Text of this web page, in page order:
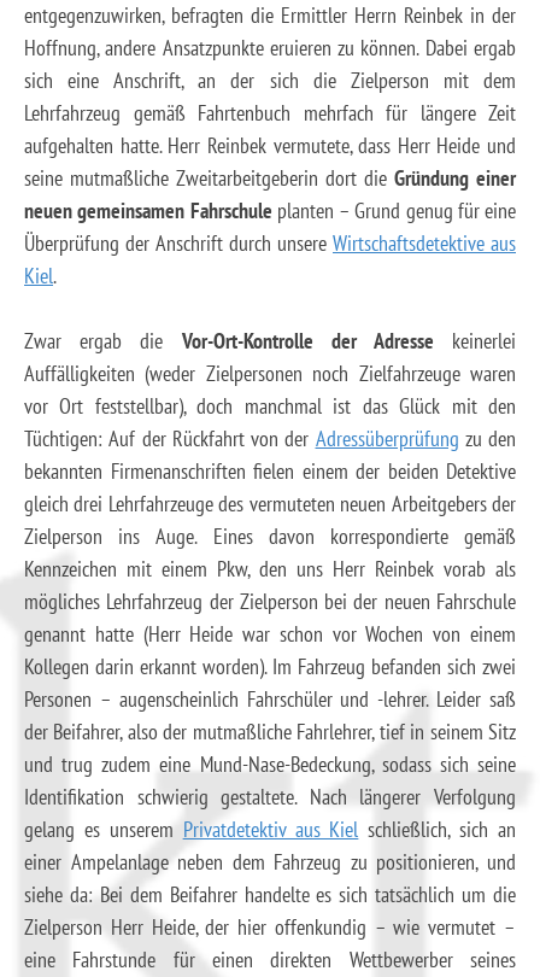
entgegenzuwirken, befragten die Ermittler Herrn Reinbek in der
Hoffnung, andere Ansatzpunkte eruieren zu können. Dabei ergab
sich eine Anschrift, an der sich die Zielperson mit dem
Lehrfahrzeug gemäß Fahrtenbuch mehrfach für längere Zeit
aufgehalten hatte. Herr Reinbek vermutete, dass Herr Heide und
seine mutmaßliche Zweitarbeitgeberin dort die Gründung einer
neuen gemeinsamen Fahrschule planten – Grund genug für eine
Überprüfung der Anschrift durch unsere Wirtschaftsdetektive aus
Kiel.
Zwar ergab die Vor-Ort-Kontrolle der Adresse keinerlei
Auffälligkeiten (weder Zielpersonen noch Zielfahrzeuge waren
vor Ort feststellbar), doch manchmal ist das Glück mit den
Tüchtigen: Auf der Rückfahrt von der Adressüberprüfung zu den
bekannten Firmenanschriften fielen einem der beiden Detektive
gleich drei Lehrfahrzeuge des vermuteten neuen Arbeitgebers der
Zielperson ins Auge. Eines davon korrespondierte gemäß
Kennzeichen mit einem Pkw, den uns Herr Reinbek vorab als
mögliches Lehrfahrzeug der Zielperson bei der neuen Fahrschule
genannt hatte (Herr Heide war schon vor Wochen von einem
Kollegen darin erkannt worden). Im Fahrzeug befanden sich zwei
Personen – augenscheinlich Fahrschüler und -lehrer. Leider saß
der Beifahrer, also der mutmaßliche Fahrlehrer, tief in seinem Sitz
und trug zudem eine Mund-Nase-Bedeckung, sodass sich seine
Identifikation schwierig gestaltete. Nach längerer Verfolgung
gelang es unserem Privatdetektiv aus Kiel schließlich, sich an
einer Ampelanlage neben dem Fahrzeug zu positionieren, und
siehe da: Bei dem Beifahrer handelte es sich tatsächlich um die
Zielperson Herr Heide, der hier offenkundig – wie vermutet –
eine Fahrstunde für einen direkten Wettbewerber seines